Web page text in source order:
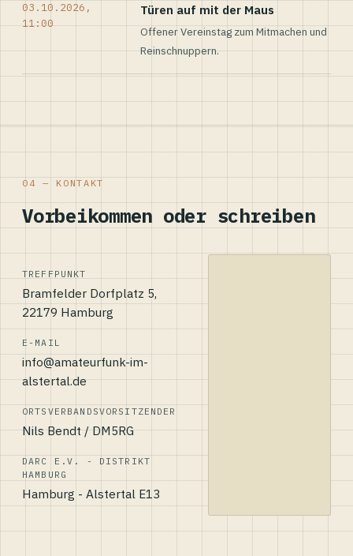
03.10.2026,
11:00
Türen auf mit der Maus
Offener Vereinstag zum Mitmachen und
Reinschnuppern.
04 — KONTAKT
Vorbeikommen oder schreiben
TREFFPUNKT
Bramfelder Dorfplatz 5,
22179 Hamburg
E-MAIL
info@amateurfunk-im-
alstertal.de
ORTSVERBANDSVORSITZENDER
Nils Bendt / DM5RG
DARC E.V. - DISTRIKT
HAMBURG
Hamburg - Alstertal E13